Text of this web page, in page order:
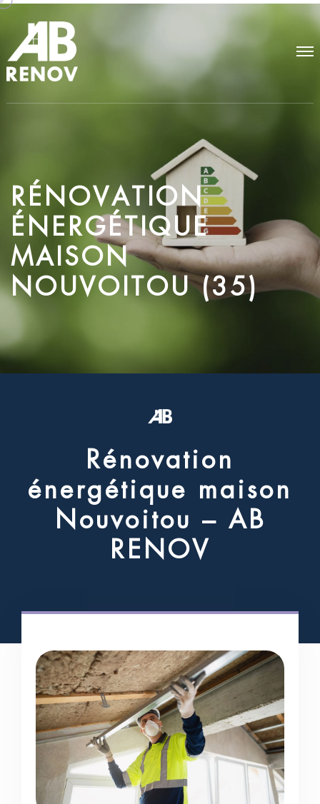
RÉNOVATION
ÉNERGÉTIQUE
MAISON
NOUVOITOU (35)
Rénovation
énergétique maison
Nouvoitou – AB
RE NOV